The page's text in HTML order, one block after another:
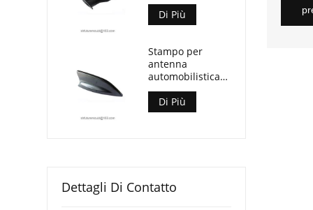
Di Più
Stampo per
antenna
automobilistica
con pinna di
squalo
Di Più
Dettagli Di Contatto